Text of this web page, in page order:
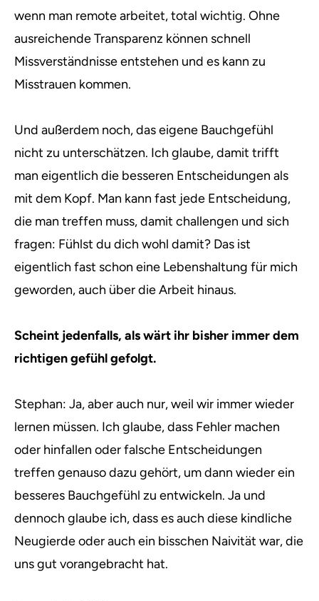
wenn man remote arbeitet, total wichtig. Ohne
ausreichende Transparenz können schnell
Missverständnisse entstehen und es kann zu
Misstrauen kommen.
Und außerdem noch, das eigene Bauchgefühl
nicht zu unterschätzen. Ich glaube, damit trifft
man eigentlich die besseren Entscheidungen als
mit dem Kopf. Man kann fast jede Entscheidung,
die man treffen muss, damit challengen und sich
fragen: Fühlst du dich wohl damit? Das ist
eigentlich fast schon eine Lebenshaltung für mich
geworden, auch über die Arbeit hinaus.
Scheint jedenfalls, als wärt ihr bisher immer dem
richtigen gefühl gefolgt.
Stephan: Ja, aber auch nur, weil wir immer wieder
lernen müssen. Ich glaube, dass Fehler machen
oder hinfallen oder falsche Entscheidungen
treffen genauso dazu gehört, um dann wieder ein
besseres Bauchgefühl zu entwickeln. Ja und
dennoch glaube ich, dass es auch diese kindliche
Neugierde oder auch ein bisschen Naivität war, die
uns gut vorangebracht hat.